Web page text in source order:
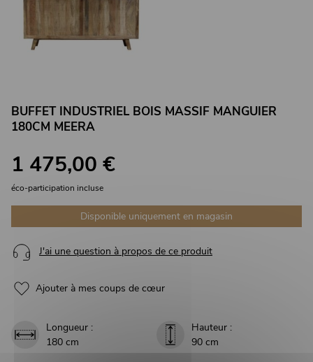
BUFFET INDUSTRIEL BOIS MASSIF MANGUIER
180CM MEERA
1 475,00 €
éco-participation incluse
Disponible uniquement en magasin
J'ai une question à propos de ce produit
Ajouter à mes coups de cœur
Longueur :
180 cm
Hauteur :
90 cm